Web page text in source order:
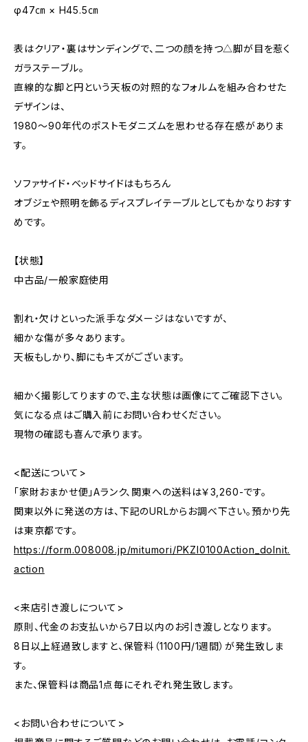
φ47㎝ × H45.5㎝
表はクリア・裏はサンディングで、二つの顔を持つ△脚が目を惹く
ガラステーブル。
直線的な脚と円という天板の対照的なフォルムを組み合わせた
デザインは、
1980～90年代のポストモダニズムを思わせる存在感がありま
す。
ソファサイド・ベッドサイドはもちろん
オブジェや照明を飾るディスプレイテーブルとしてもかなりおすす
めです。
【状態】
中古品/一般家庭使用
割れ・欠けといった派手なダメージはないですが、
細かな傷が多々あります。
天板もしかり、脚にもキズがございます。
細かく撮影してりますので、主な状態は画像にてご確認下さい。
気になる点はご購入前にお問い合わせください。
現物の確認も喜んで承ります。
<配送について>
「家財おまかせ便」Aランク、関東への送料は￥3,260-です。
関東以外に発送の方は、下記のURLからお調べ下さい。預かり先
は東京都です。
https://form.008008.jp/mitumori/PKZI0100Action_doInit.
action
<来店引き渡しについて>
原則、代金のお支払いから7日以内のお引き渡しとなります。
8日以上経過致しますと、保管料（1100円/1週間）が発生致しま
す。
また、保管料は商品1点毎にそれぞれ発生致します。
<お問い合わせについて>